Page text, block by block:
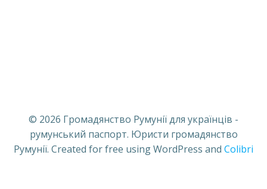
© 2026 Громадянство Румунії для українців -
румунський паспорт. Юристи громадянство
Румунії. Created for free using WordPress and Colibri